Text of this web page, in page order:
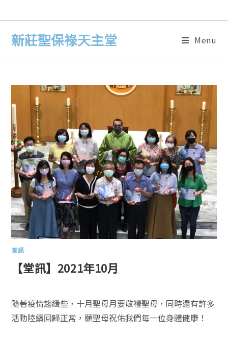
新莊聖保祿天主堂 Menu
堂訊
【堂訊】2021年10月
隨著疫情趨緩些，十月聖母月要敬禮聖母，同時還有許多
活動陸續回歸正常，願聖母祝佑我們每一位身體健康！